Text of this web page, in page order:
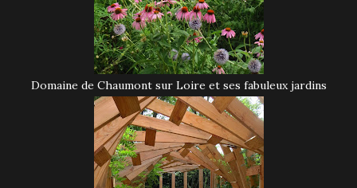
Domaine de Chaumont sur Loire et ses fabuleux jardins